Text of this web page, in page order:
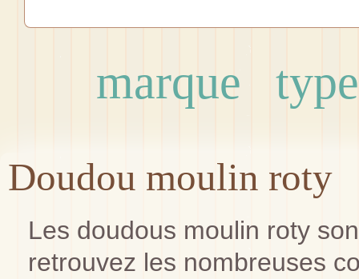
marque type
Doudou moulin roty
Les doudous moulin roty
retrouvez les nombreuses